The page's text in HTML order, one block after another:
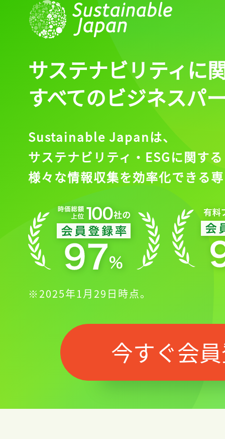
サステナビリティに
すべてのビジネスパ
Sustainable Japanは、
サステナビリティ・ESGに関する
様々な情報収集を効率化できる
※2025年1月29日時点。
今すぐ会